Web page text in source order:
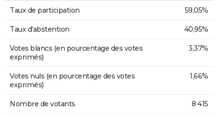
Taux de participation 59,05%
Taux d'abstention 40,95%
Votes blancs (en pourcentage des votes
exprimés)
3,37%
Votes nuls (en pourcentage des votes
exprimés)
1,66%
Nombre de votants 8 415